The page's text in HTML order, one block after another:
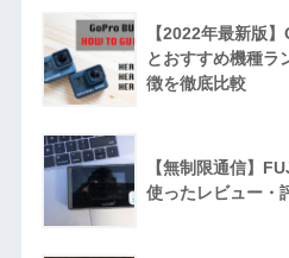
【2022年最新版
とおすすめ機種ラ
徴を徹底比較
【無制限通信】
使ったレビュー・